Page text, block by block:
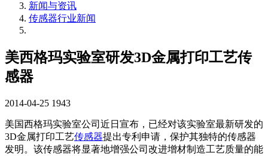
新闻与资讯
传感器行业新闻
美西格玛实验室研发3D金属打印工艺传
感器
2014-04-25 1943
美国西格玛实验室公司近日宣布，已经对该实验室最新研发的
3D金属打印工艺传感器提出专利申请，保护其独特的传感器
发明。该传感器将显著地增强公司改进增材制造工艺质量的能